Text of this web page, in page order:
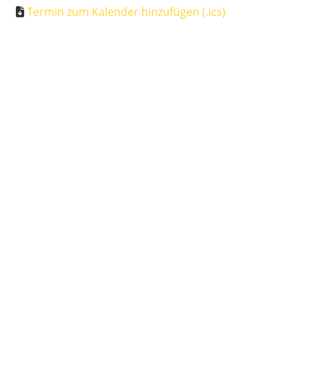
Termin zum Kalender hinzufügen (.ics)